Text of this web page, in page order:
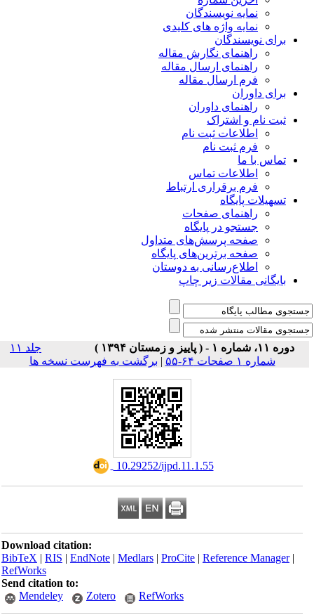
نمایه نویسندگان
نمایه واژه های کلیدی
برای نویسندگان
راهنمای نگارش مقاله
راهنمای ارسال مقاله
فرم ارسال مقاله
برای داوران
راهنمای داوران
ثبت نام و اشتراک
اطلاعات ثبت نام
فرم ثبت نام
تماس با ما
اطلاعات تماس
فرم برقراری ارتباط
تسهیلات پایگاه
راهنمای صفحات
جستجو در پایگاه
صفحه پرسش‌های متداول
صفحه برترین‌های پایگاه
اطلاع‌رسانی به دوستان
بایگانی مقالات زیر چاپ
دوره ۱۱، شماره ۱ - ( پاییز و زمستان ۱۳۹۴ )
جلد ۱۱
شماره ۱ صفحات ۶۴-۵۵
|برگشت به فهرست نسخه ها
‎ 10.29252/ijpd.11.1.55
Download citation:
BibTeX|RIS|EndNote|Medlars|ProCite|Reference Manager
RefWorks
Send citation to:
Mendeley
Zotero RefWorks